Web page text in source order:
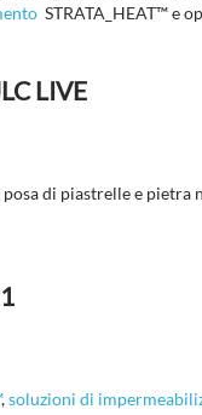
STRATA_HEAT™ e
LIVE
di piastrelle e pietra
,soluzioni di